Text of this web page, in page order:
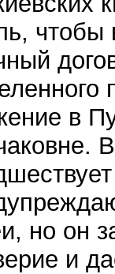
чтобы
в
но он
и